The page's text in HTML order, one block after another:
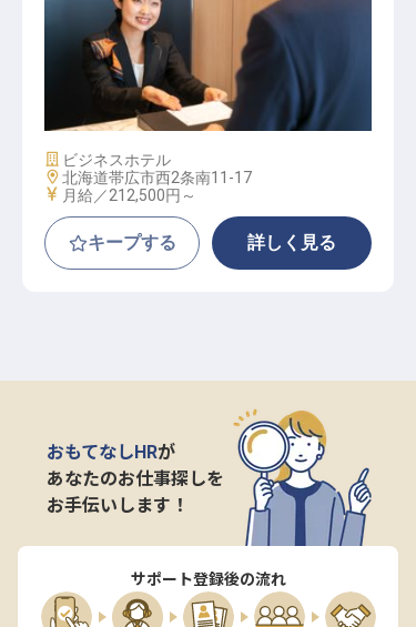
フロント│転勤なし／年休116日／手
当＆福利厚生充実／帯広駅スグ
施設業態
ビジネスホテル
勤務地
北海道帯広市西2条南11-17
給与
月給／212,500円～
キープする 詳しく見る
おもてなしHRが
あなたのお仕事探しを
お手伝いします！
サポート登録後の流れ